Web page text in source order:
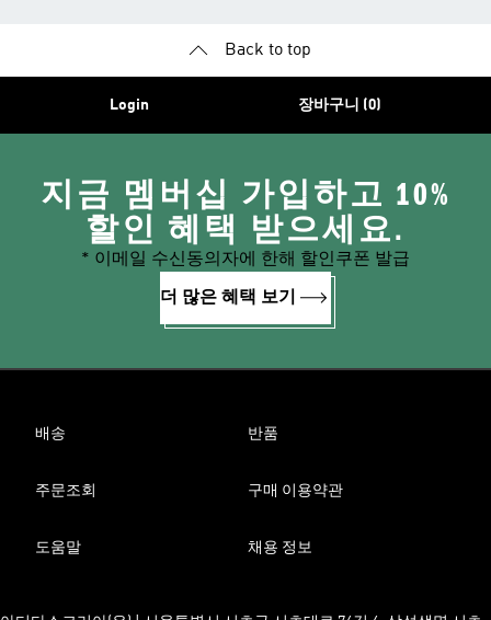
Back to top
Login 장바구니 (0)
지금 멤버십 가입하고 10%
할인 혜택 받으세요.
* 이메일 수신동의자에 한해 할인쿠폰 발급
더 많은 혜택 보기
배송 반품
주문조회 구매 이용약관
도움말 채용 정보